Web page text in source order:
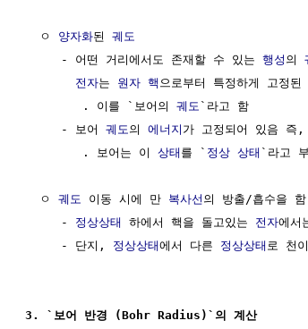
  ㅇ
양자화된 궤도
     - 어떤 거리에서도 존재할 수 있는
행성 의
전자는 원자 핵 으로부터 특정하게 고정된
        . 이를 `보어의
궤도 `라고 함
     - 보어
궤도 의 에너지 가 고정되어 있음 즉,
        . 보어는 이
상태 를 ` 정상 상태 `라고
  ㅇ
궤도 이동 시에 만 복사선 의 방출/흡수을 함
     -
정상상태 하에서 핵을 돌고있는 전자에서
     - 단지,
정상상태에서 다른 정상상태 로 천
3. `보어 반경 (Bohr Radius)`의 계산